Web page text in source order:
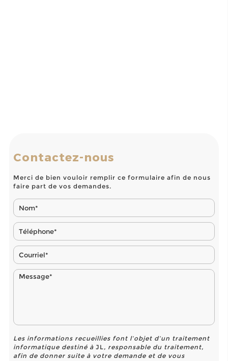
Contactez-nous
Merci de bien vouloir remplir ce formulaire afin de nous
faire part de vos demandes.
Les informations recueillies font l’objet d’un traitement
informatique destiné à JL, responsable du traitement,
afin de donner suite à votre demande et de vous